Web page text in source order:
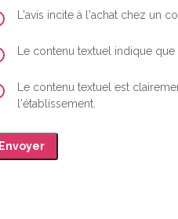
L'avis incite à l'achat chez un
Le contenu textuel indique
Le contenu textuel est
l'établissement.
Envoyer